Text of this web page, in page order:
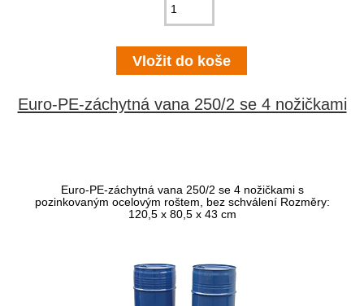
Euro-PE-záchytná vana 250/2 se 4 nožičkami
Euro-PE-záchytná vana 250/2 se 4 nožičkami s
pozinkovaným ocelovým roštem, bez schválení Rozměry:
120,5 x 80,5 x 43 cm